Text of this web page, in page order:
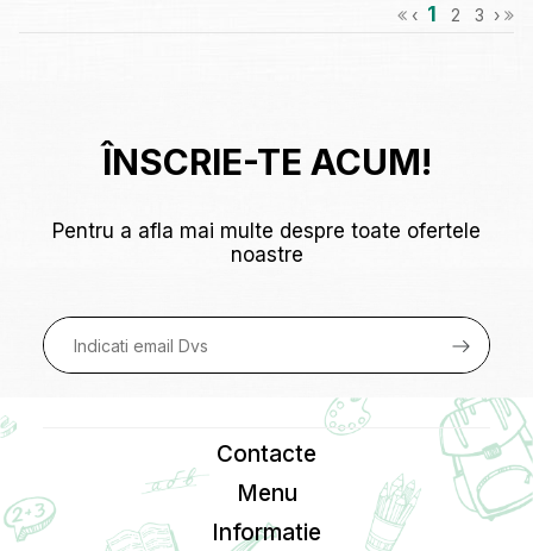
‹ 1 2 3 ›
ÎNSCRIE-TE ACUM!
Pentru a afla mai multe despre toate ofertele
noastre
Contacte
Menu
Informatie